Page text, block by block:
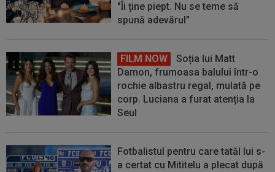
"Îi ține piept. Nu se teme să
spună adevărul"
FILM NOW
Soția lui Matt
Damon, frumoasa balului într-o
rochie albastru regal, mulată pe
corp. Luciana a furat atenția la
Seul
Fotbalistul pentru care tatăl lui s-
a certat cu Mititelu a plecat după